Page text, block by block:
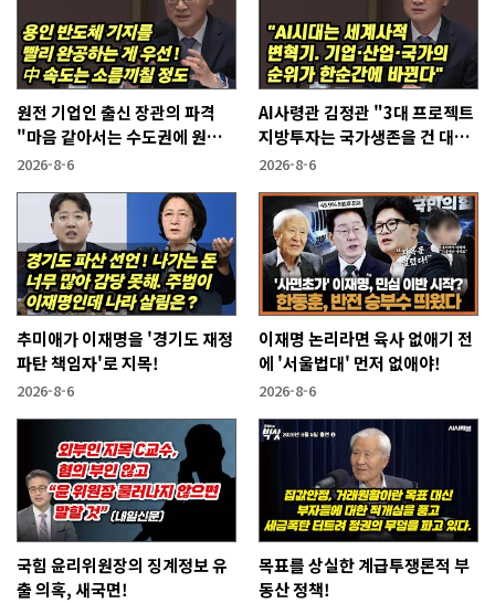
원전 기업인 출신 장관의 파격
"마음 같아서는 수도권에 원전
짓고싶다"
2026-8-6
AI사령관 김정관 "3대 프로젝트
지방투자는 국가생존을 건 대전
략"
2026-8-6
추미애가 이재명을 '경기도 재정
파탄 책임자'로 지목!
2026-8-6
이재명 논리라면 육사 없애기 전
에 '서울법대' 먼저 없애야!
2026-8-6
국힘 윤리위원장의 징계정보 유
출 의혹, 새국면!
목표를 상실한 계급투쟁론적 부
동산 정책!